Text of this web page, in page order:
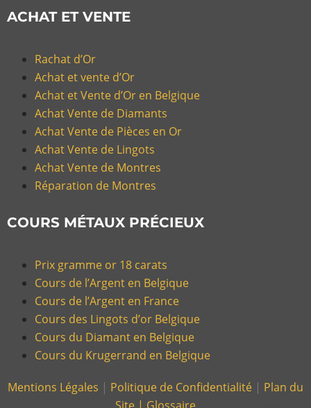
ACHAT ET VENTE
Rachat d’Or
Achat et vente d’Or
Achat et Vente d’Or en Belgique
Achat Vente de Diamants
Achat Vente de Pièces en Or
Achat Vente de Lingots
Achat Vente de Montres
Réparation de Montres
COURS MÉTAUX PRÉCIEUX
Prix gramme or 18 carats
Cours de l’Argent en Belgique
Cours de l’Argent en France
Cours des Lingots d’or Belgique
Cours du Diamant en Belgique
Cours du Krugerrand en Belgique
Mentions Légales | Politique de Confidentialité | Plan du